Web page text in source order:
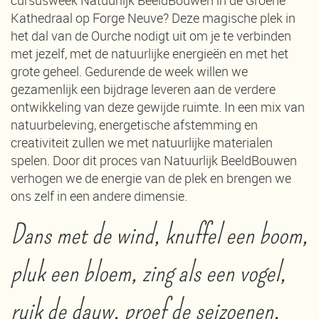
Kathedraal op Forge Neuve? Deze magische plek in
het dal van de Ourche nodigt uit om je te verbinden
met jezelf, met de natuurlijke energieën en met het
grote geheel. Gedurende de week willen we
gezamenlijk een bijdrage leveren aan de verdere
ontwikkeling van deze gewijde ruimte. In een mix van
natuurbeleving, energetische afstemming en
creativiteit zullen we met natuurlijke materialen
spelen. Door dit proces van Natuurlijk BeeldBouwen
verhogen we de energie van de plek en brengen we
ons zelf in een andere dimensie.
Dans met de wind, knuffel een boom,
pluk een bloem, zing als een vogel,
ruik de dauw, proef de seizoenen,